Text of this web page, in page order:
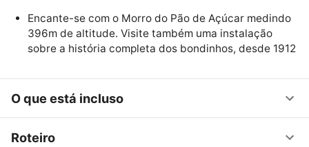
Encante-se com o Morro do Pão de Açúcar medindo
396m de altitude. Visite também uma instalação
sobre a história completa dos bondinhos, desde 1912
O que está incluso
Roteiro